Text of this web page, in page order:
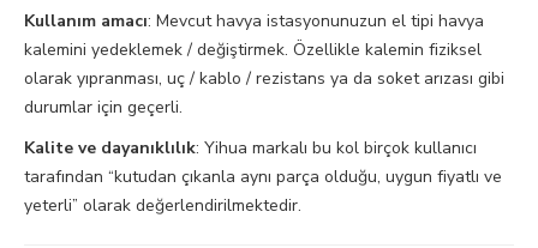
Kullanım amacı: Mevcut havya istasyonunuzun el tipi havya
kalemini yedeklemek / değiştirmek. Özellikle kalemin fiziksel
olarak yıpranması, uç / kablo / rezistans ya da soket arızası gibi
durumlar için geçerli.
Kalite ve dayanıklılık: Yihua markalı bu kol birçok kullanıcı
tarafından “kutudan çıkanla aynı parça olduğu, uygun fiyatlı ve
yeterli” olarak değerlendirilmektedir.